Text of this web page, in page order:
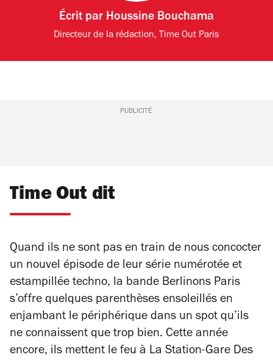
Écrit par Houssine Bouchama
Directeur de la rédaction, Time Out Paris
PUBLICITÉ
Time Out dit
Quand ils ne sont pas en train de nous concocter
un nouvel épisode de leur série numérotée et
estampillée techno, la bande Berlinons Paris
s’offre quelques parenthèses ensoleillés en
enjambant le périphérique dans un spot qu’ils
ne connaissent que trop bien. Cette année
encore, ils mettent le feu à La Station-Gare Des